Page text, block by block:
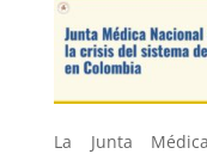
La Junta